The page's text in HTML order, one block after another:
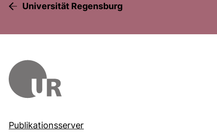
Universität Regensburg
Publikationsserver